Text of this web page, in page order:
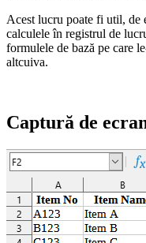
Acest lucru poate fi util, de
calculele în registrul de
formulele de bază pe care
altcuiva.
Captură de